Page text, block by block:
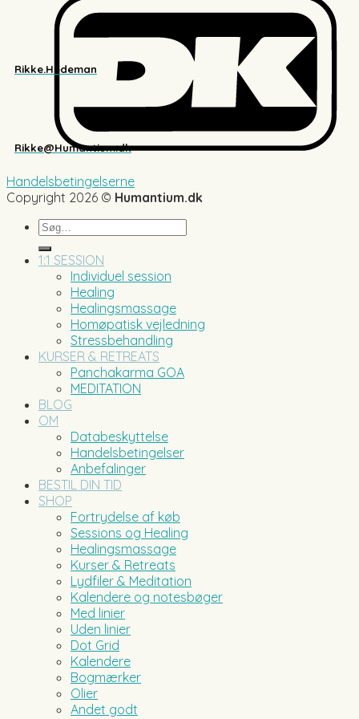
Rikke.Hedeman
Rikke@Humantium.dk
Handelsbetingelserne
Copyright 2026 © Humantium.dk
Søg
efter:
1:1 SESSION
Individuel session
Healing
Healingsmassage
Homøpatisk vejledning
Stressbehandling
KURSER & RETREATS
Panchakarma GOA
MEDITATION
BLOG
OM
Databeskyttelse
Handelsbetingelser
Anbefalinger
BESTIL DIN TID
SHOP
Fortrydelse af køb
Sessions og Healing
Healingsmassage
Kurser & Retreats
Lydfiler & Meditation
Kalendere og notesbøger
Med linier
Uden linier
Dot Grid
Kalendere
Bogmærker
Olier
Andet godt